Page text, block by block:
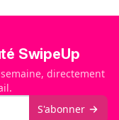
SwipeUp
directement
S'abonner